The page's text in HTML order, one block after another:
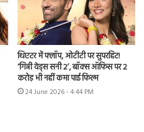
थिएटर में फ्लॉप, ओटीटी पर सुपरहिट!
‘गिन्नी वेड्स सनी 2’, बॉक्स ऑफिस पर 2
करोड़ भी नहीं कमा पाई फिल्म
24 June 2026 - 4:44 PM